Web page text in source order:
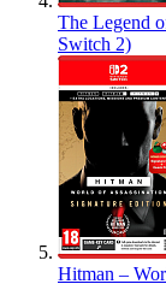
The Legend
Switch 2)
Hitman –